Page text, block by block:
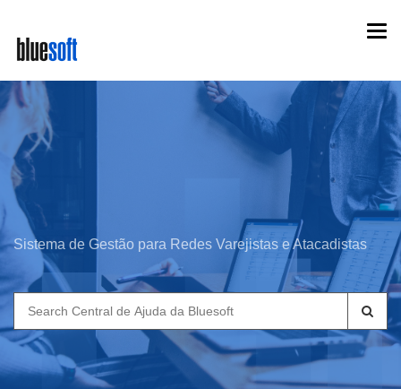
main
content
Sistema de Gestão para Redes Varejistas e Atacadistas
Search
for: